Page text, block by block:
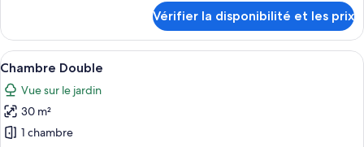
Deluxe
pour
personne,
vue
mer
le
type
de
chambre
Chambre
Double
Deluxe
pour
Vérifier la disponibilité et les prix
Afficher
toutes
les
photos
pour
Une chambre d’hôtel avec un
3
Chambre Double
Vue sur le jardin
30 m²
1 chambre